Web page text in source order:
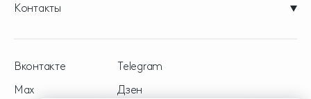
Контакты
Вконтакте
Telegram
Max
Дзен